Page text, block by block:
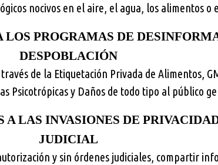
nocivos en el aire, el agua, los alimentos o
PROGRAMAS DE
DESPOBLACIÓN
de la Etiquetación Privada de Alimentos,
Psicotrópicas y Daños de todo tipo al público
A LAS INVASIONES DE
JUDICIAL
y sin órdenes judiciales, compartir